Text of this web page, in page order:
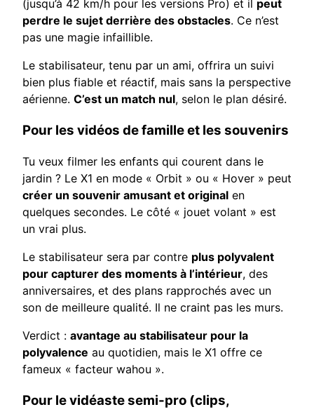
(jusqu’à 42 km/h pour les versions Pro) et il peut
perdre le sujet derrière des obstacles. Ce n’est
pas une magie infaillible.
Le stabilisateur, tenu par un ami, offrira un suivi
bien plus fiable et réactif, mais sans la perspective
aérienne. C’est un match nul, selon le plan désiré.
Pour les vidéos de famille et les souvenirs
Tu veux filmer les enfants qui courent dans le
jardin ? Le X1 en mode « Orbit » ou « Hover » peut
créer un souvenir amusant et original en
quelques secondes. Le côté « jouet volant » est
un vrai plus.
Le stabilisateur sera par contre plus polyvalent
pour capturer des moments à l’intérieur, des
anniversaires, et des plans rapprochés avec un
son de meilleure qualité. Il ne craint pas les murs.
Verdict : avantage au stabilisateur pour la
polyvalence au quotidien, mais le X1 offre ce
fameux « facteur wahou ».
Pour le vidéaste semi-pro (clips,